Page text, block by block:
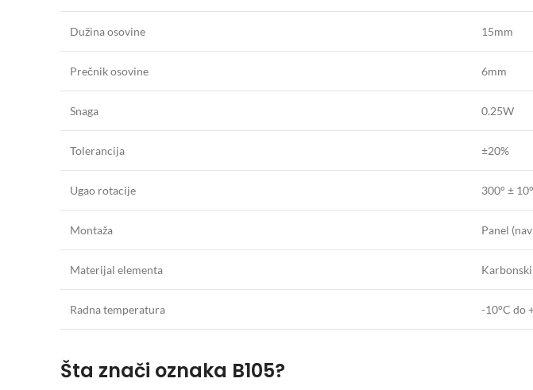
Dužina osovine 15mm
Prečnik osovine 6mm
Snaga 0.25W
Tolerancija ±20%
Ugao rotacije 300° ± 10°
Montaža Panel
Materijal elementa
Radna temperatura -10°C do
Šta znači oznaka B105?